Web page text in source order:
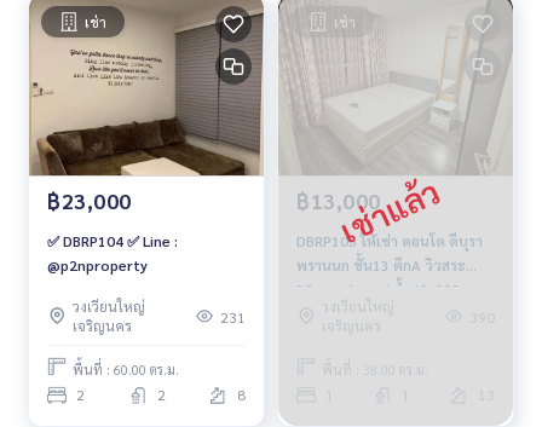
เช่า
฿23,000
✅ DBRP104 ✅ Line :
@p2nproperty
วงเวียนใหญ่
เจริญนคร
231
พื้นที่ : 60.00 ตร.ม.
2 2 8
เช่า
฿13,000
DBRP105 ให้เช่า คอนโด ดีบุรา
พรานนก ชั้น13 ตึกA วิวสระ
38ตรม. 1นอน1น้ำ 13,000บ.
064-878-5283
วงเวียนใหญ่
เจริญนคร
390
พื้นที่ : 38.00 ตร.ม.